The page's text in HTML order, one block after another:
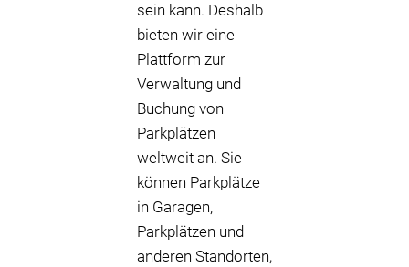
sein kann. Deshalb
bieten wir eine
Plattform zur
Verwaltung und
Buchung von
Parkplätzen
weltweit an. Sie
können Parkplätze
in Garagen,
Parkplätzen und
anderen Standorten,